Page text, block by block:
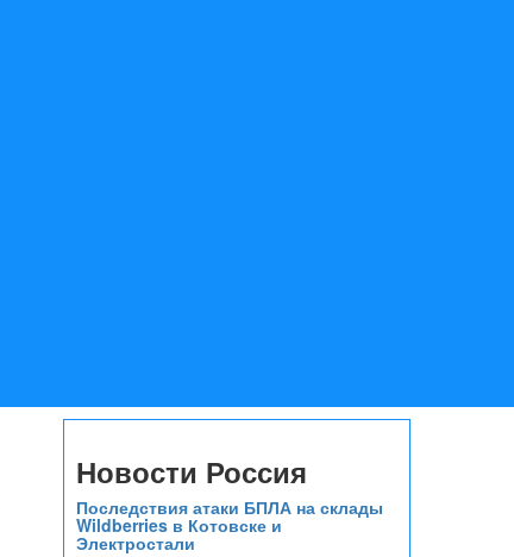
Новости Россия
Последствия атаки БПЛА на склады
Wildberries в Котовске и
Электростали